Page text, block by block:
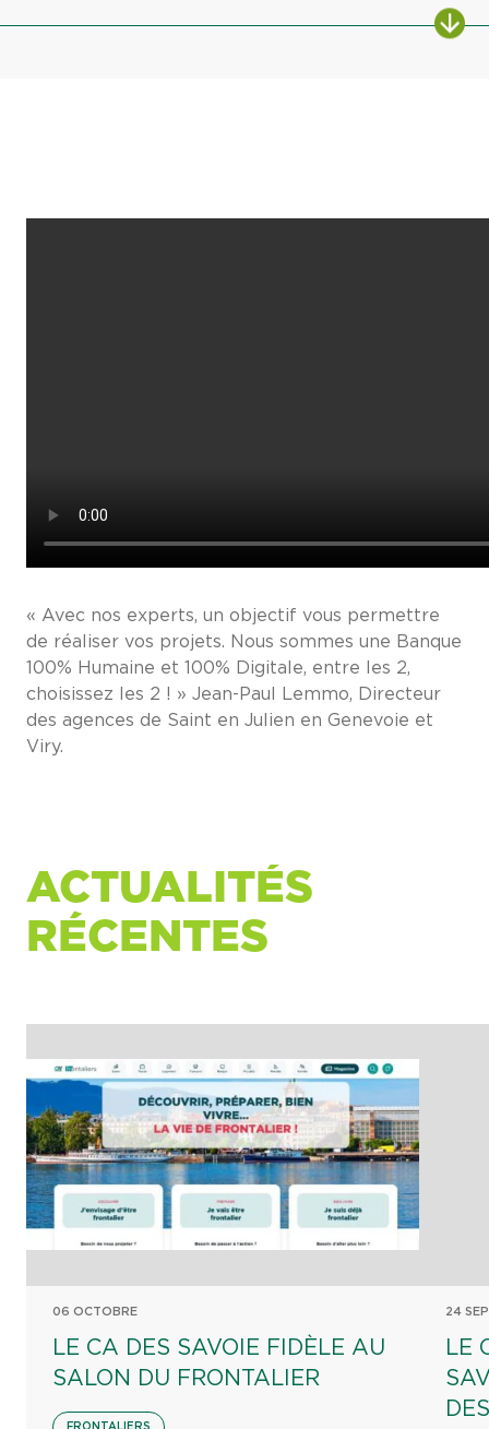
« Avec nos experts, un objectif vous permettre
de réaliser vos projets. Nous sommes une Banque
100% Humaine et 100% Digitale, entre les 2,
choisissez les 2 ! » Jean-Paul Lemmo, Directeur
des agences de Saint en Julien en Genevoie et
Viry.
ACTUALITÉS
RÉCENTES
06 OCTOBRE
LE CA DES SAVOIE FIDÈLE AU
SALON DU FRONTALIER
FRONTALIERS
24
LE